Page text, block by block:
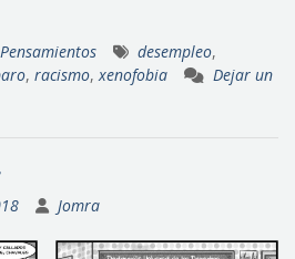
Pensamientos desempleo,
, racismo,xenofobia
Dejar un
Jomra